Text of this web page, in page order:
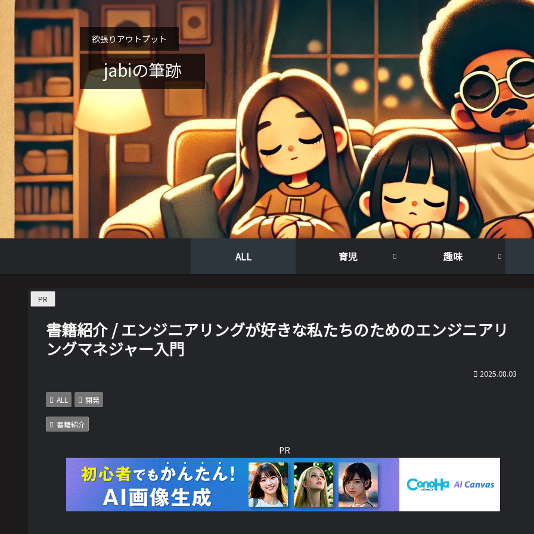
欲張りアウトプット
jabiの筆跡
ALL 育児 趣味
PR
書籍紹介 / エンジニアリングが好きな私たちのためのエンジニアリ
ングマネジャー入門
2025.08.03
ALL 開発
書籍紹介
PR